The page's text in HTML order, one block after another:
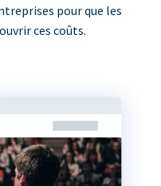
pour que les
ces coûts.